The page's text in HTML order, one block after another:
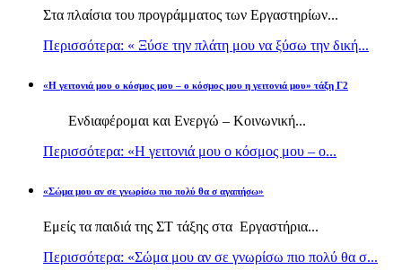
Στα πλαίσια του προγράμματος των Εργαστηρίων...
Περισσότερα: « Ξύσε την πλάτη μου να ξύσω την δική...
«Η γειτονιά μου ο κόσμος μου – ο κόσμος μου η γειτονιά μου» τάξη Γ2
Ενδιαφέρομαι και Ενεργώ – Κοινωνική...
Περισσότερα: «Η γειτονιά μου ο κόσμος μου – ο...
«Σώμα μου αν σε γνωρίσω πιο πολύ θα σ αγαπήσω»
Εμείς τα παιδιά της ΣΤ τάξης στα Εργαστήρια...
Περισσότερα: «Σώμα μου αν σε γνωρίσω πιο πολύ θα σ...